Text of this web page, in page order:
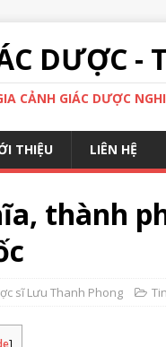
DƯỢC -
CẢNH GIÁC DƯỢC
THIỆU LIÊN HỆ
thành
sĩ Lưu Thanh Phong
]